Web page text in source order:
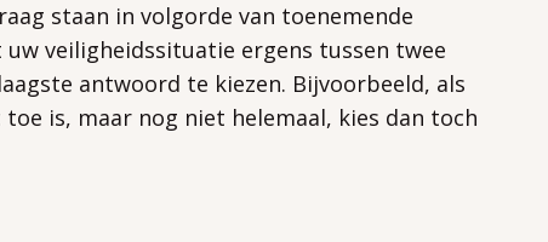
staan in volgorde van toenemende
veiligheidssituatie ergens tussen twee
antwoord te kiezen. Bijvoorbeeld, als
is, maar nog niet helemaal, kies dan toch